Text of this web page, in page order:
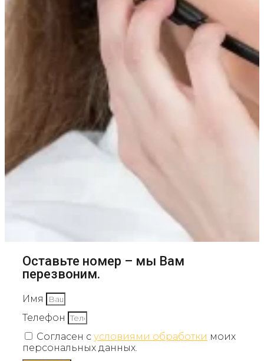
Оставьте номер – мы Вам
перезвоним.
Имя
Телефон
Согласен с условиями обработки моих
персональных данных.